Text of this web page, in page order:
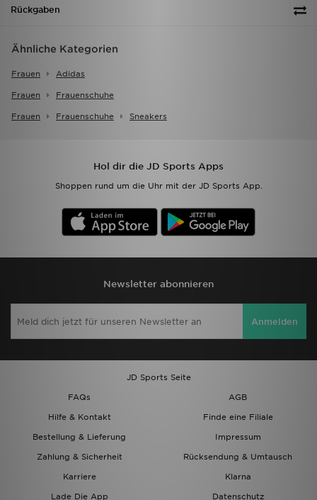
Rückgaben
Ähnliche Kategorien
Frauen Adidas
Frauen Frauenschuhe
Frauen Frauenschuhe Sneakers
Hol dir die JD Sports Apps
Shoppen rund um die Uhr mit der JD Sports App.
Newsletter abonnieren
Anmelden
JD Sports Seite
FAQs
AGB
Hilfe & Kontakt
Finde eine Filiale
Bestellung & Lieferung
Impressum
Zahlung & Sicherheit
Rücksendung & Umtausch
Karriere
Klarna
Lade Die App
Datenschutz